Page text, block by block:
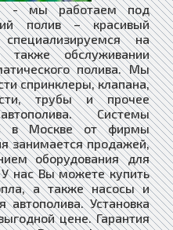
- мы работаем под
полив – красивый
на
также обслуживании
полива. Мы
спринклеры, клапана,
трубы и прочее
Системы
в Москве от фирмы
занимается продажей,
оборудования для
У нас Вы можете купить
а также насосы и
автополива. Установка
цене. Гарантия